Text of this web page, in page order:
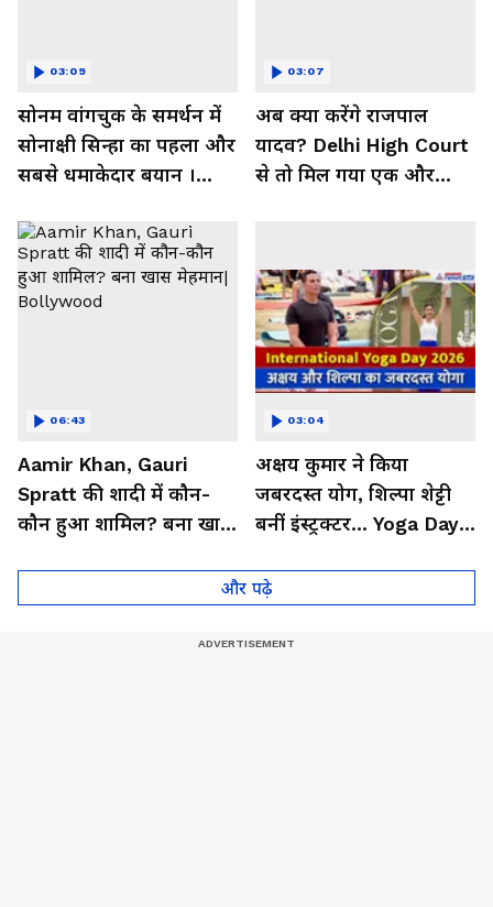
सोनम वांगचुक के समर्थन में
सोनाक्षी सिन्हा का पहला और
सबसे धमाकेदार बयान ।
wangchuk
03:09
अब क्या करेंगे राजपाल
यादव? Delhi High Court
से तो मिल गया एक और
03:07
Aamir Khan, Gauri
Spratt की शादी में कौन-
कौन हुआ शामिल? बना खास
06:43
अक्षय कुमार ने किया
जबरदस्त योग, शिल्पा शेट्टी
बनीं इंस्ट्रक्टर... Yoga Day
03:04
और पढ़े